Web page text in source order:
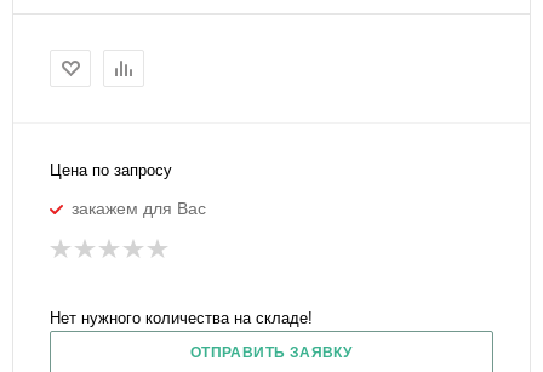
Цена по запросу
закажем для Вас
Нет нужного количества на складе!
ОТПРАВИТЬ ЗАЯВКУ